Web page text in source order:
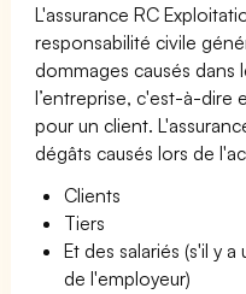
L'assurance RC
responsabilité civile
dommages causés dans
l’entreprise, c'est-à-dire
pour un client.
dégâts causés lors de
Clients
Tiers
Et des salariés (s'il y
de l'employeur)